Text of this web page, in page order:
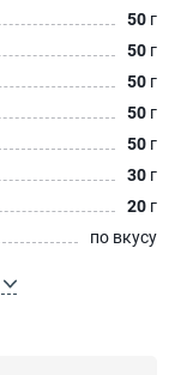
50 г
50 г
50 г
50 г
50 г
30 г
20 г
по вкусу